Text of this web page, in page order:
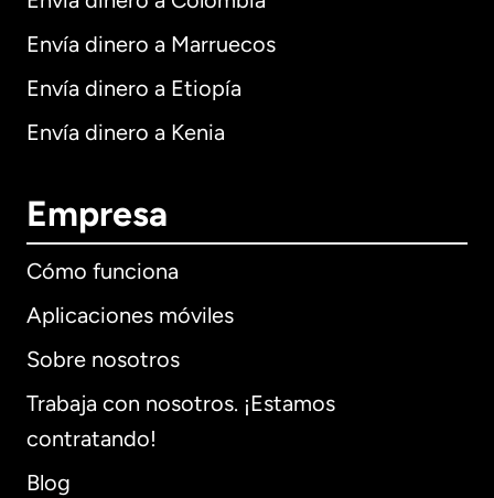
Envía dinero a Marruecos
Envía dinero a Etiopía
Envía dinero a Kenia
Empresa
Cómo funciona
Aplicaciones móviles
Sobre nosotros
Trabaja con nosotros. ¡Estamos
contratando!
Blog